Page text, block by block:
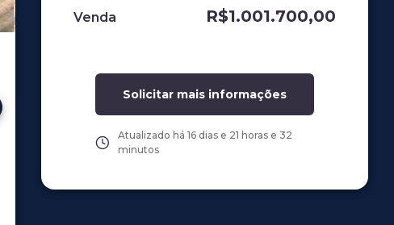
Venda R$1.001.700,00
Solicitar mais informações
Atualizado há 16 dias e 21 horas e 32
minutos